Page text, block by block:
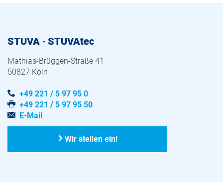
STUVA · STUVAtec
Mathias-Brüggen-Straße 41
50827 Köln
+49 221 / 5 97 95 0
+49 221 / 5 97 95 50
E-Mail
Wir stellen ein!